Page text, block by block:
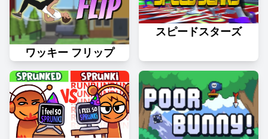
ワッキー フリップ
スピードスターズ